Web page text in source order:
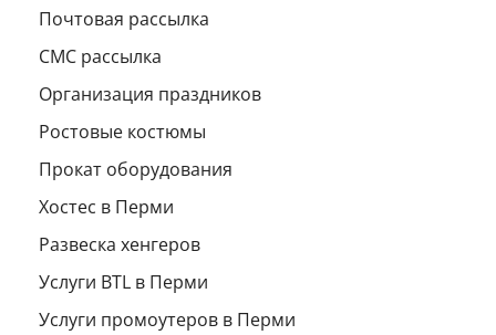
Почтовая рассылка
СМС рассылка
Организация праздников
Ростовые костюмы
Прокат оборудования
Хостес в Перми
Развеска хенгеров
Услуги BTL в Перми
Услуги промоутеров в Перми